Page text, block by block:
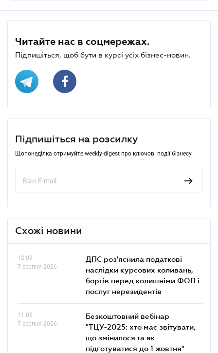
Читайте нас в соцмережах.
Підпишіться, щоб бути в курсі усіх бізнес-новин.
Підпишіться на розсилку
Щопонеділка отримуйте weekly-digest про ключові події бізнесу
Схожі новини
12.09
7 серпня 2026
ДПС роз'яснила податкові
наслідки курсових коливань,
боргів перед колишніми ФОП і
послуг нерезидентів
11.05
7 серпня 2026
Безкоштовний вебінар
"ТЦУ-2025: хто має звітувати,
що змінилося та як
підготуватися до 1 жовтня"